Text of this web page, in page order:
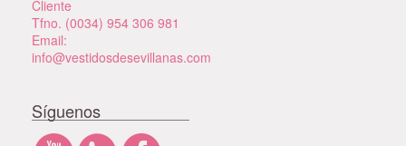
Cliente
Tfno. (0034) 954 306 981
Email:
info@vestidosdesevillanas.com
Síguenos